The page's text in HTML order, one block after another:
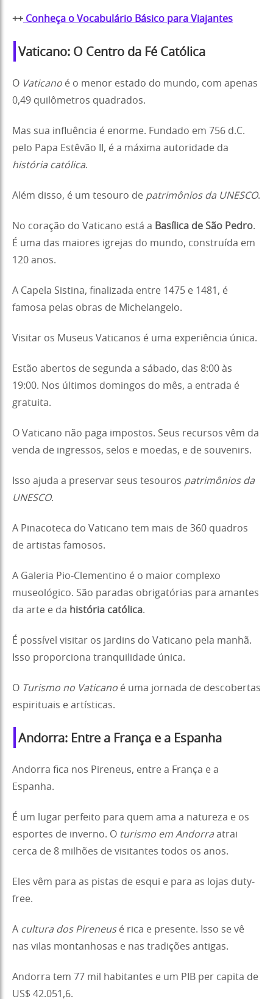
++ Conheça o Vocabulário Básico para Viajantes
Vaticano: O Centro da Fé Católica
O Vaticano é o menor estado do mundo, com apenas
0,49 quilômetros quadrados.
Mas sua influência é enorme. Fundado em 756 d.C.
pelo Papa Estêvão II, é a máxima autoridade da
história católica.
Além disso, é um tesouro de patrimônios da UNESCO.
No coração do Vaticano está a Basílica de São Pedro.
É uma das maiores igrejas do mundo, construída em
120 anos.
A Capela Sistina, finalizada entre 1475 e 1481, é
famosa pelas obras de Michelangelo.
Visitar os Museus Vaticanos é uma experiência única.
Estão abertos de segunda a sábado, das 8:00 às
19:00. Nos últimos domingos do mês, a entrada é
gratuita.
O Vaticano não paga impostos. Seus recursos vêm da
venda de ingressos, selos e moedas, e de souvenirs.
Isso ajuda a preservar seus tesouros patrimônios da
UNESCO.
A Pinacoteca do Vaticano tem mais de 360 quadros
de artistas famosos.
A Galeria Pio-Clementino é o maior complexo
museológico. São paradas obrigatórias para amantes
da arte e da história católica.
É possível visitar os jardins do Vaticano pela manhã.
Isso proporciona tranquilidade única.
O Turismo no Vaticano é uma jornada de descobertas
espirituais e artísticas.
Andorra: Entre a França e a Espanha
Andorra fica nos Pireneus, entre a França e a
Espanha.
É um lugar perfeito para quem ama a natureza e os
esportes de inverno. O turismo em Andorra atrai
cerca de 8 milhões de visitantes todos os anos.
Eles vêm para as pistas de esqui e para as lojas duty-
free.
A cultura dos Pireneusé rica e presente. Isso se vê
nas vilas montanhosas e nas tradições antigas.
Andorra tem 77 mil habitantes e um PIB per capita de
US$ 42.051,6.